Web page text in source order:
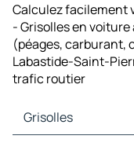
Calculez facilement
- Grisolles en
(péages, carburant,
Labastide-Saint-
trafic routier
Grisolles